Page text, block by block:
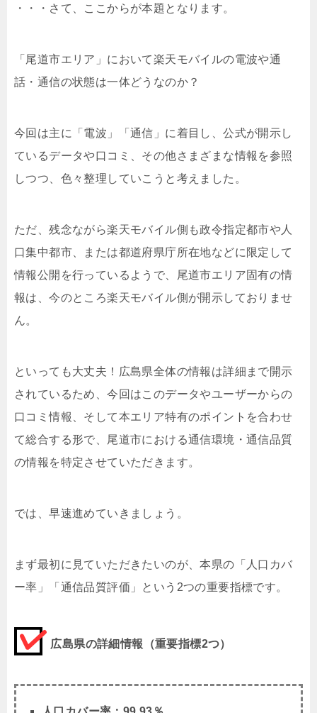
・・・さて、ここからが本題となります。
「尾道市エリア」において楽天モバイルの電波や通
話・通信の状態は一体どうなのか？
今回は主に「電波」「通信」に着目し、公式が開示し
ているデータや口コミ、その他さまざまな情報を参照
しつつ、色々整理していこうと考えました。
ただ、残念ながら楽天モバイル側も政令指定都市や人
口集中都市、または都道府県庁所在地などに限定して
情報公開を行っているようで、尾道市エリア固有の情
報は、今のところ楽天モバイル側が開示しておりませ
ん。
といっても大丈夫！広島県全体の情報は詳細まで開示
されているため、今回はこのデータやユーザーからの
口コミ情報、そして本エリア特有のポイントを合わせ
て総合する形で、尾道市における通信環境・通信品質
の情報を特定させていただきます。
では、早速進めていきましょう。
まず最初に見ていただきたいのが、本県の「人口カバ
ー率」「通信品質評価」という2つの重要指標です。
広島県の詳細情報（重要指標2つ）